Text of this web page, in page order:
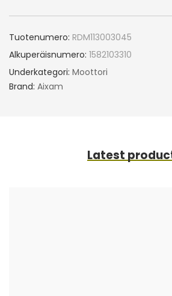
Tuotenumero: RDM113003045
Alkuperäisnumero: 1582103310
Underkategori: Moottori
Brand: Aixam
Latest